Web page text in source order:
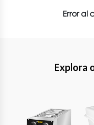
Error al
Explora